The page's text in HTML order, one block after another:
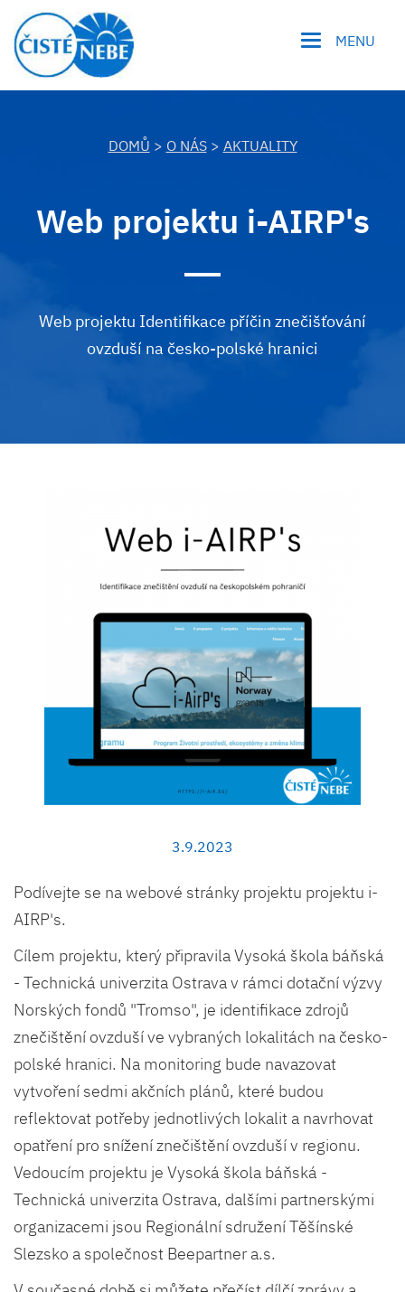
MENU
DOMŮ > O NÁS> AKTUALITY
Web projektu i-AIRP's
Web projektu Identifikace příčin znečišťování
ovzduší na česko-polské hranici
3.9.2023
Podívejte se na webové stránky projektu projektu i-
AIRP's.
Cílem projektu, který připravila Vysoká škola báňská
- Technická univerzita Ostrava v rámci dotační výzvy
Norských fondů "Tromso", je identifikace zdrojů
znečištění ovzduší ve vybraných lokalitách na česko-
polské hranici. Na monitoring bude navazovat
vytvoření sedmi akčních plánů, které budou
reflektovat potřeby jednotlivých lokalit a navrhovat
opatření pro snížení znečištění ovzduší v regionu.
Vedoucím projektu je Vysoká škola báňská -
Technická univerzita Ostrava, dalšími partnerskými
organizacemi jsou Regionální sdružení Těšínské
Slezsko a společnost Beepartner a.s.